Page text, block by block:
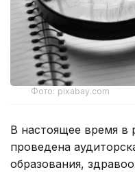
Фото: pixabay.com
В настоящее время в
проведена
образования,